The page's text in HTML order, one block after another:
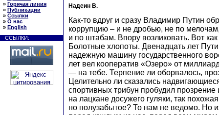
» Горячая линия
» Публикации
» Ссылки
» О нас
» English
ССЫЛКИ:
Надеин В.
Как-то вдруг и сразу Владимир Путин
коррупцию – и не дробью, не по
и по штабам. Впору возликовать. Вот
Болотные хлопоты. Двенадцать лет
надежную машину государственного
лет вел кооператив «Озеро» от
— на тебе. Терпение ли оборвалось,
Целительно ли сказались
спортивных трибун пробудил прозрение
на лацкане досужего гуляки, так
но полузабытое? То нам не ведомо. Но